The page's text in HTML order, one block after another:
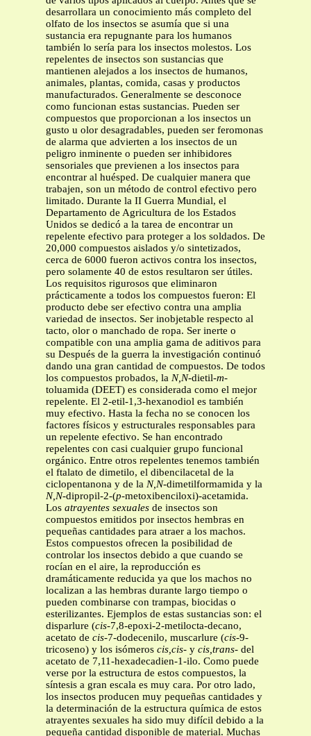
desarrollara un conocimiento más completo del
olfato de los insectos se asumía que si una
sustancia era repugnante para los humanos
también lo sería para los insectos molestos. Los
repelentes de insectos son sustancias que
mantienen alejados a los insectos de humanos,
animales, plantas, comida, casas y productos
manufacturados. Generalmente se desconoce
como funcionan estas sustancias. Pueden ser
compuestos que proporcionan a los insectos un
gusto u olor desagradables, pueden ser feromonas
de alarma que advierten a los insectos de un
peligro inminente o pueden ser inhibidores
sensoriales que previenen a los insectos para
encontrar al huésped. De cualquier manera que
trabajen, son un método de control efectivo pero
limitado. Durante la II Guerra Mundial, el
Departamento de Agricultura de los Estados
Unidos se dedicó a la tarea de encontrar un
repelente efectivo para proteger a los soldados. De
20,000 compuestos aislados y/o sintetizados,
cerca de 6000 fueron activos contra los insectos,
pero solamente 40 de estos resultaron ser útiles.
Los requisitos rigurosos que eliminaron
prácticamente a todos los compuestos fueron: El
producto debe ser efectivo contra una amplia
variedad de insectos. Ser inobjetable respecto al
tacto, olor o manchado de ropa. Ser inerte o
compatible con una amplia gama de aditivos para
su Después de la guerra la investigación continuó
dando una gran cantidad de compuestos. De todos
los compuestos probados, la N,N-dietil-m-
toluamida (DEET) es considerada como el mejor
repelente. El 2-etil-1,3-hexanodiol es también
muy efectivo. Hasta la fecha no se conocen los
factores físicos y estructurales responsables para
un repelente efectivo. Se han encontrado
repelentes con casi cualquier grupo funcional
orgánico. Entre otros repelentes tenemos también
el ftalato de dimetilo, el dibencilacetal de la
ciclopentanona y de la N,N-dimetilformamida y la
N,N-dipropil-2-(p-metoxibenciloxi)-acetamida.
Los atrayentes sexuales de insectos son
compuestos emitidos por insectos hembras en
pequeñas cantidades para atraer a los machos.
Estos compuestos ofrecen la posibilidad de
controlar los insectos debido a que cuando se
rocían en el aire, la reproducción es
dramáticamente reducida ya que los machos no
localizan a las hembras durante largo tiempo o
pueden combinarse con trampas, biocidas o
esterilizantes. Ejemplos de estas sustancias son: el
disparlure (cis-7,8-epoxi-2-metilocta-decano,
acetato de cis-7-dodecenilo, muscarlure (cis-9-
tricoseno) y los isómeros cis,cis- y cis,trans- del
acetato de 7,11-hexadecadien-1-ilo. Como puede
verse por la estructura de estos compuestos, la
síntesis a gran escala es muy cara. Por otro lado,
los insectos producen muy pequeñas cantidades y
la determinación de la estructura química de estos
atrayentes sexuales ha sido muy difícil debido a la
pequeña cantidad disponible de material. Muchas